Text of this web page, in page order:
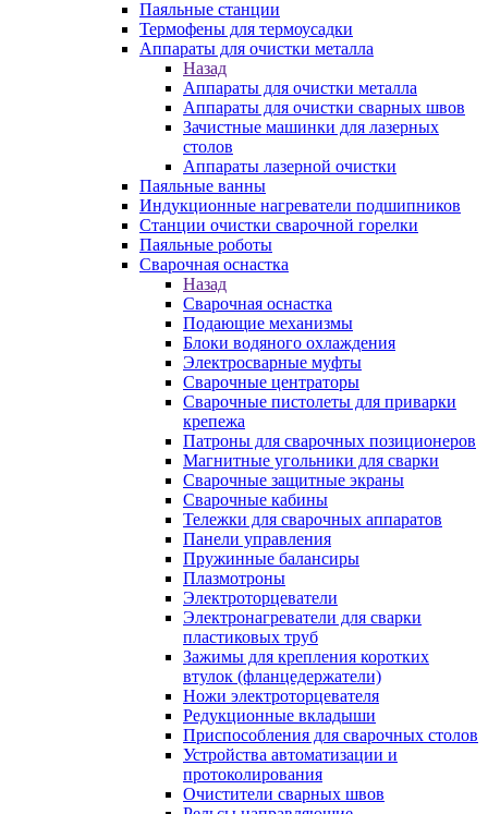
Паяльные станции
Термофены для термоусадки
Аппараты для очистки металла
Назад
Аппараты для очистки металла
Аппараты для очистки сварных швов
Зачистные машинки для лазерных
столов
Аппараты лазерной очистки
Паяльные ванны
Индукционные нагреватели подшипников
Станции очистки сварочной горелки
Паяльные роботы
Сварочная оснастка
Назад
Сварочная оснастка
Подающие механизмы
Блоки водяного охлаждения
Электросварные муфты
Сварочные центраторы
Сварочные пистолеты для приварки
крепежа
Патроны для сварочных позиционеров
Магнитные угольники для сварки
Сварочные защитные экраны
Сварочные кабины
Тележки для сварочных аппаратов
Панели управления
Пружинные балансиры
Плазмотроны
Электроторцеватели
Электронагреватели для сварки
пластиковых труб
Зажимы для крепления коротких
втулок (фланцедержатели)
Ножи электроторцевателя
Редукционные вкладыши
Приспособления для сварочных столов
Устройства автоматизации и
протоколирования
Очистители сварных швов